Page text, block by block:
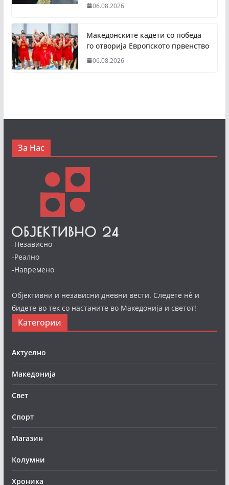
06.08.2026
Македонските кадети со победа
го отворија Европското првенство
06.08.2026
За Нас
-Независно
-Реално
-Навремено
Објективни и независни дневни вести. Следете нè и
бидете во тек со настаните во Македонија и светот!
Категории
Актуелно
Македонија
Свет
Спорт
Магазин
Колумни
Хроника